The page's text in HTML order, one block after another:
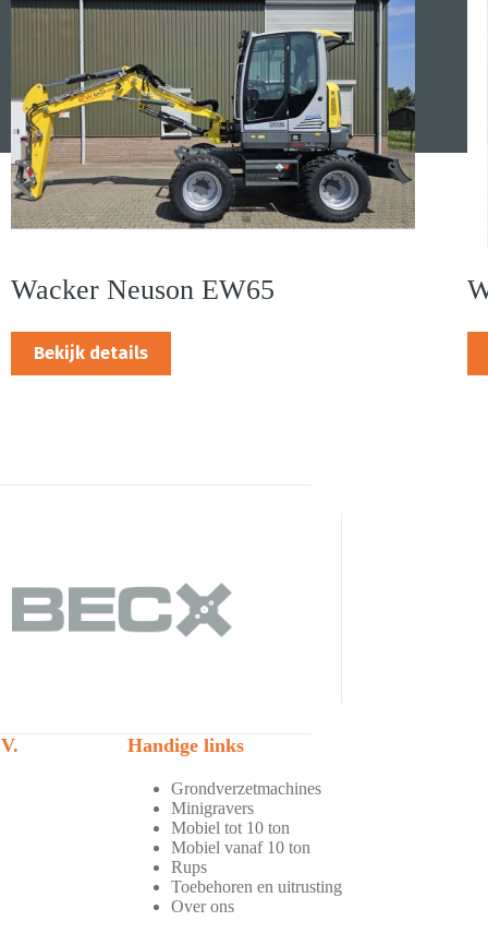
Wacker Neuson EW65
Bekijk details
Handige links
Grondverzetmachines
Minigravers
Mobiel tot 10 ton
Mobiel vanaf 10 ton
Rups
Toebehoren en uitrusting
Over ons